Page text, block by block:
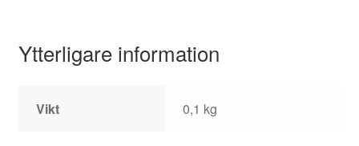
Ytterligare information
Vikt 0,1 kg